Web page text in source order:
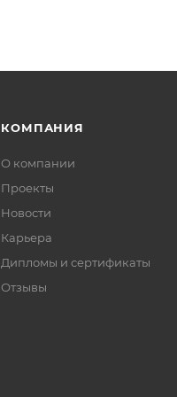
КОМПАНИЯ
О компании
Проекты
Новости
Карьера
Дипломы и сертификаты
Отзывы